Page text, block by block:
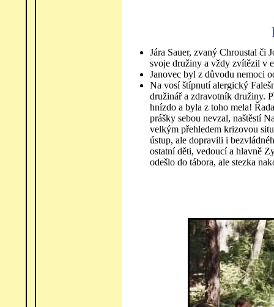
Jára Sauer, zvaný Chroustal či
svoje družiny a vždy zvítězil v
Janovec byl z důvodu nemoci
Na vosí štípnutí alergický
družinář a zdravotník družiny.
hnízdo a byla z toho mela!
prášky sebou nevzal, naštěstí
velkým přehledem krizovou
ústup, ale dopravili i
ostatní děti, vedoucí a hlavně
odešlo do tábora, ale stezka